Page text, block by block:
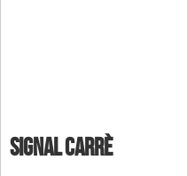
SIGNAL CARRÈ